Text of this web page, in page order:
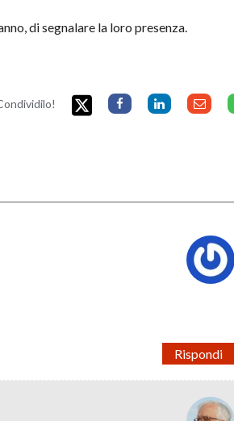
di segnalare la loro presenza.
Rispondi